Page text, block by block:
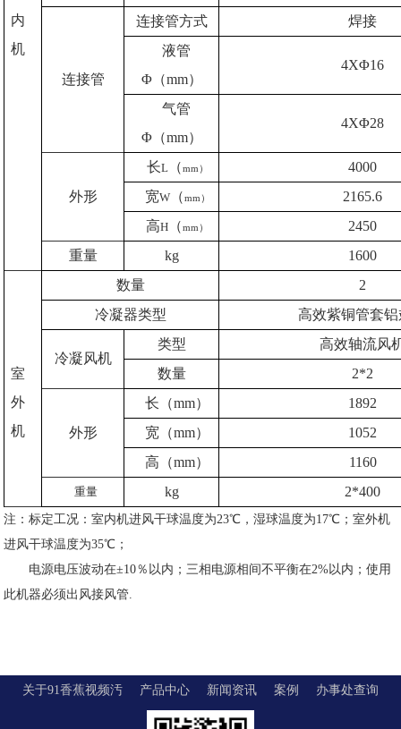
内
机
连接管
连接管方式
焊接
液管
Φ（mm）
4XΦ16
气管
Φ（mm）
4XΦ28
外形
长L（mm）
4000
宽W（mm）
2165.6
高H （mm）
2450
重量
kg 1600
室
外
机
数量
2
冷凝器类型
高效紫铜管套
冷凝风机
类型
高效轴流风
数量
2*2
外形
长（mm）
1892
宽（mm）
1052
高（mm）
1160
重量 kg 2*400
注：标定工况：室内机进风干球温度为23℃，湿球温度为17℃；室外机
进风干球温度为35℃；
电源电压波动在±10％以内；三相电源相间不平衡在2%以内；使用
此机器必须出风接风管.
关于91香蕉视频汚 产品中心 新闻资讯 案例 办事处查询